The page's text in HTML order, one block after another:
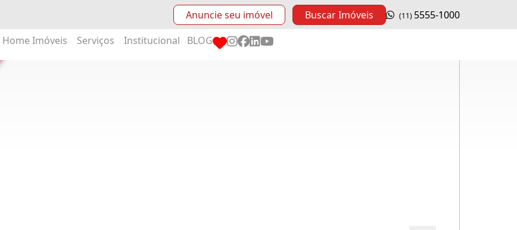
Anuncie seu imóvel Buscar Imóveis (11) 5555-1000
Home Imóveis Serviços Institucional BLOG